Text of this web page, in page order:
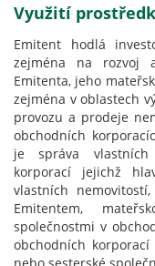
Využití
Emitent hodlá
zejména na rozvoj
Emitenta, jeho
zejména v oblastech
provozu a prodeje
obchodních
je správa vlastních
korporací jejichž
vlastních
Emitentem,
společnostmi v
obchodních